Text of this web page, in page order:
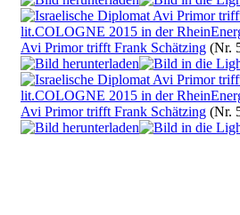
Avi Primor trifft Frank Schätzing (Nr.
Avi Primor trifft Frank Schätzing (Nr.